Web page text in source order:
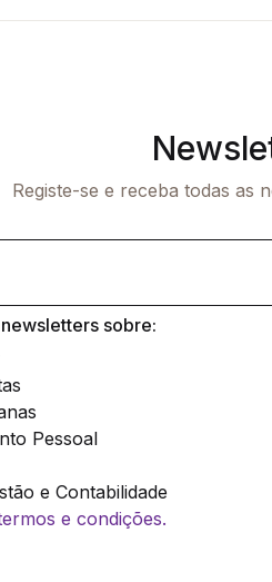
Registe-se e receba todas as
sobre:
Pessoal
e Contabilidade
e condições.